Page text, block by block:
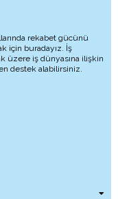
rekabet gücünü
için buradayız. İş
üzere iş dünyasına ilişkin
destek alabilirsiniz.